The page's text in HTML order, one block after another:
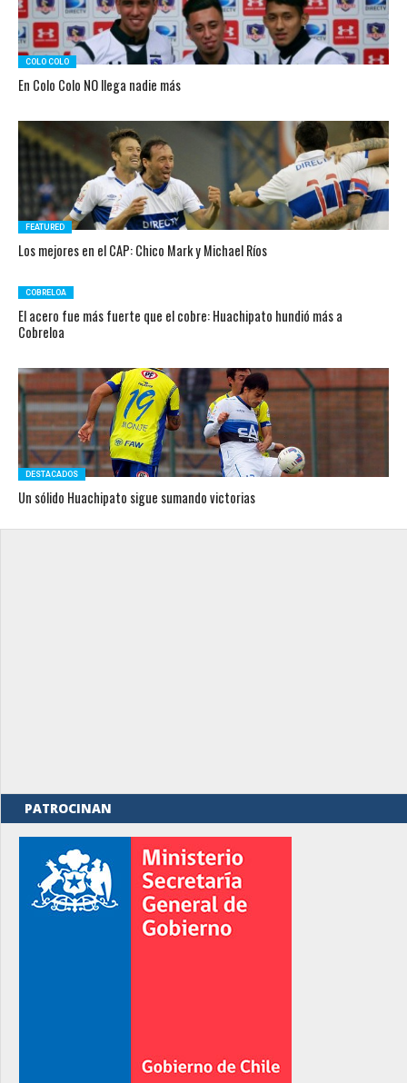
COLO COLO
En Colo Colo NO llega nadie más
FEATURED
Los mejores en el CAP: Chico Mark y Michael Ríos
COBRELOA
El acero fue más fuerte que el cobre: Huachipato hundió más a
Cobreloa
DESTACADOS
Un sólido Huachipato sigue sumando victorias
PATROCINAN